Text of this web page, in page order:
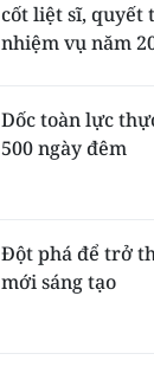
cốt liệt sĩ, quyết
nhiệm vụ năm
Dốc toàn lực
500 ngày đêm
Đột phá để trở
mới sáng tạo